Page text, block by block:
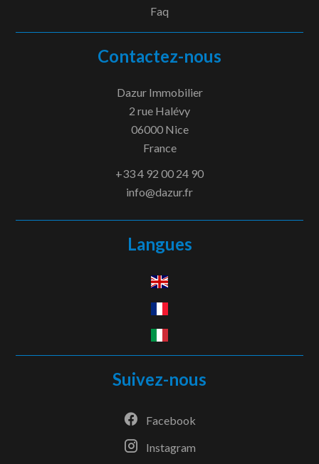
Faq
Contactez-nous
Dazur Immobilier
2 rue Halévy
06000Nice
France
+33 4 92 00 24 90
info@dazur.fr
Langues
Suivez-nous
Facebook
Instagram